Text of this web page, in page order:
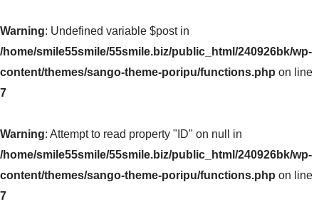
Warning: Undefined variable $post in
/home/smile55smile/55smile.biz/public_html/240926bk/wp-
content/themes/sango-theme-poripu/functions.php on line
7
Warning: Attempt to read property "ID" on null in
/home/smile55smile/55smile.biz/public_html/240926bk/wp-
content/themes/sango-theme-poripu/functions.php on line
7